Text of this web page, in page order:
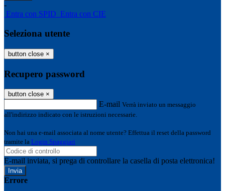
-
Entra con SPID Entra con CIE
Seleziona utente
button close ×
Recupero password
button close ×
E-mail Verrà inviato un messaggio
all'indirizzo indicato con le istruzioni necessarie.
Non hai una e-mail associata al nome utente? Effettua il reset della password
tramite la Login Spaggiari
E-mail inviata, si prega di controllare la casella di posta elettronica!
Errore